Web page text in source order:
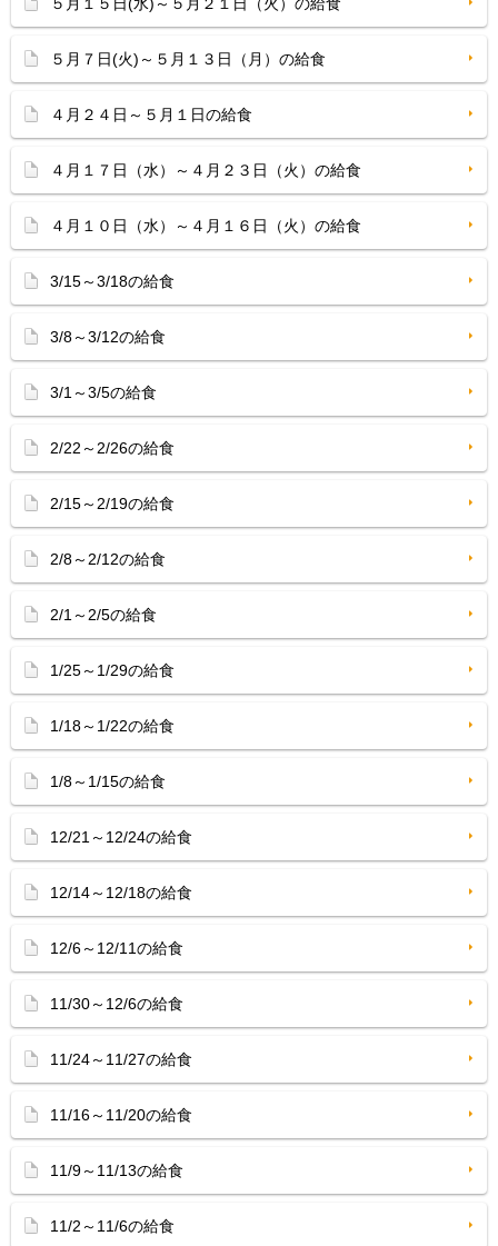
５月７日(火)～５月１３日（月）の給食
４月２４日～５月１日の給食
４月１７日（水）～４月２３日（火）の給食
４月１０日（水）～４月１６日（火）の給食
3/15～3/18の給食
3/8～3/12の給食
3/1～3/5の給食
2/22～2/26の給食
2/15～2/19の給食
2/8～2/12の給食
2/1～2/5の給食
1/25～1/29の給食
1/18～1/22の給食
1/8～1/15の給食
12/21～12/24の給食
12/14～12/18の給食
12/6～12/11の給食
11/30～12/6の給食
11/24～11/27の給食
11/16～11/20の給食
11/9～11/13の給食
11/2～11/6の給食